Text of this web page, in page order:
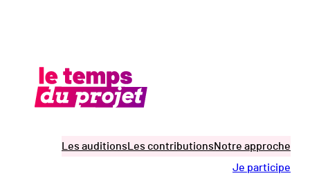
Les auditionsLes contributionsNotre approche
Je participe